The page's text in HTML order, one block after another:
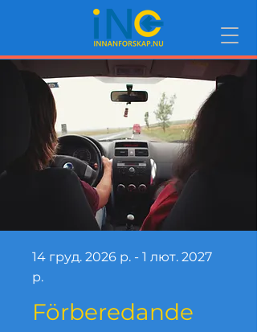
Förberedande
14 груд. 2026 р. - 1 лют. 2027
р.